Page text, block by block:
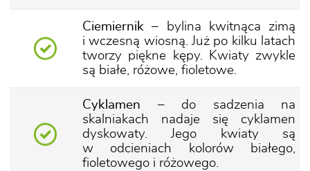
Ciemiernik – bylina kwitnąca zimą
i wczesną wiosną. Już po kilku latach
tworzy piękne kępy. Kwiaty zwykle
są białe, różowe, fioletowe.
Cyklamen – do sadzenia na
skalniakach nadaje się cyklamen
dyskowaty. Jego kwiaty są
w odcieniach kolorów białego,
fioletowego i różowego.